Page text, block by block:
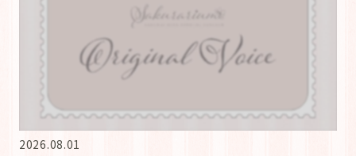
2026.08.01